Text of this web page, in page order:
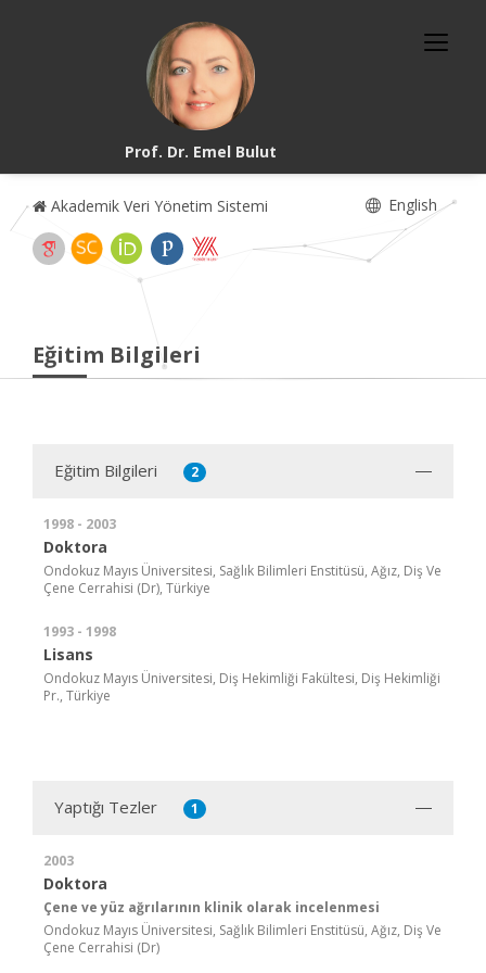
Prof. Dr. Emel Bulut
Akademik Veri Yönetim Sistemi English
Eğitim Bilgileri
Eğitim Bilgileri 2
1998 - 2003
Doktora
Ondokuz Mayıs Üniversitesi, Sağlık Bilimleri Enstitüsü, Ağız, Diş Ve
Çene Cerrahisi (Dr), Türkiye
1993 - 1998
Lisans
Ondokuz Mayıs Üniversitesi, Diş Hekimliği Fakültesi, Diş Hekimliği
Pr., Türkiye
Yaptığı Tezler 1
2003
Doktora
Çene ve yüz ağrılarının klinik olarak incelenmesi
Ondokuz Mayıs Üniversitesi, Sağlık Bilimleri Enstitüsü, Ağız, Diş Ve
Çene Cerrahisi (Dr)